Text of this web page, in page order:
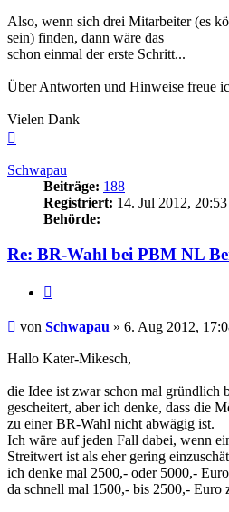
Also, wenn sich drei Mitarbeiter (es
sein) finden, dann wäre das
schon einmal der erste Schritt...
Über Antworten und Hinweise freue
Vielen Dank
Schwapau
Beiträge: 188
Registriert: 14. Jul 2012, 20:53
Behörde:
Re: BR-Wahl bei PBM NL
Beitrag
von Schwapau » 6. Aug 2012,
Hallo Kater-Mikesch,
die Idee ist zwar schon mal gründlich
gescheitert, aber ich denke, dass die
zu einer BR-Wahl nicht abwägig ist.
Ich wäre auf jeden Fall dabei, wenn
Streitwert ist als eher gering
ich denke mal 2500,- oder 5000,-
da schnell mal 1500,- bis 2500,- Euro